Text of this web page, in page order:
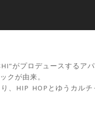
がプロデュースするアパ
が由来。
、HIP HOPとゆうカル